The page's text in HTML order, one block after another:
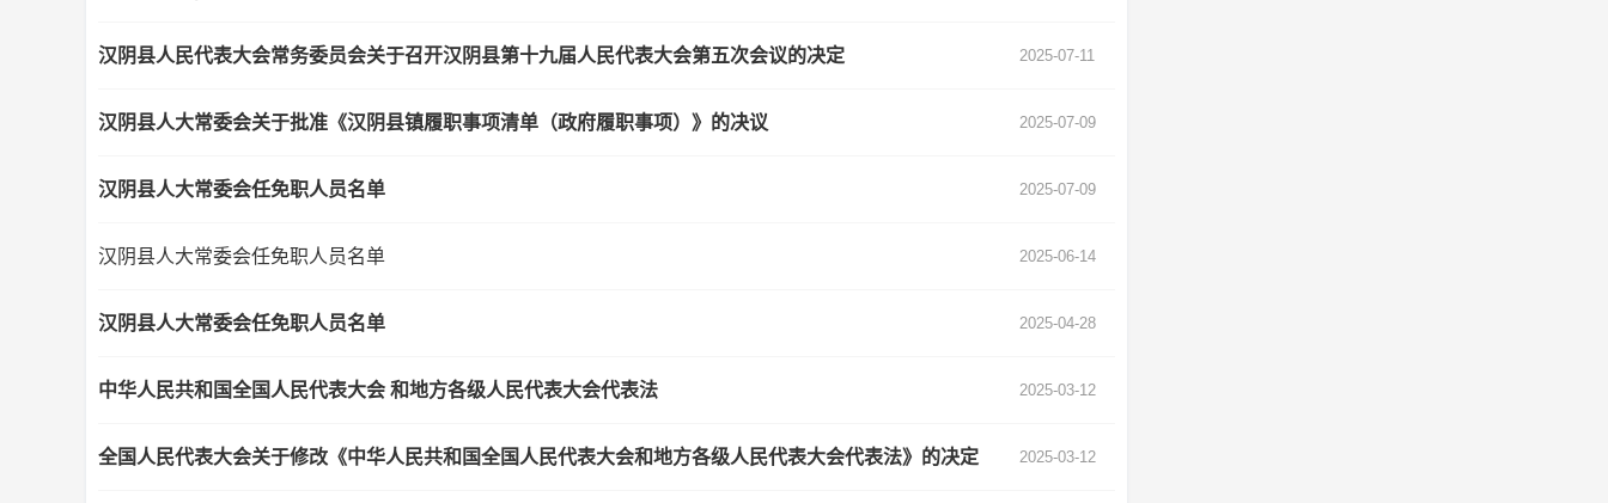
汉阴县人民代表大会常务委员会关于召开汉阴县第十九届人民代表大会第五次会议的决定 2025-07-11
汉阴县人大常委会关于批准《汉阴县镇履职事项清单（政府履职事项）》的决议 2025-07-09
汉阴县人大常委会任免职人员名单 2025-07-09
汉阴县人大常委会任免职人员名单 2025-06-14
汉阴县人大常委会任免职人员名单 2025-04-28
中华人民共和国全国人民代表大会 和地方各级人民代表大会代表法 2025-03-12
全国人民代表大会关于修改《中华人民共和国全国人民代表大会和地方各级人民代表大会代表法》的决定 2025-03-12